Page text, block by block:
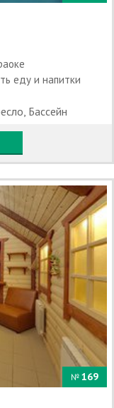
еду и напитки
Бассейн
№ 169